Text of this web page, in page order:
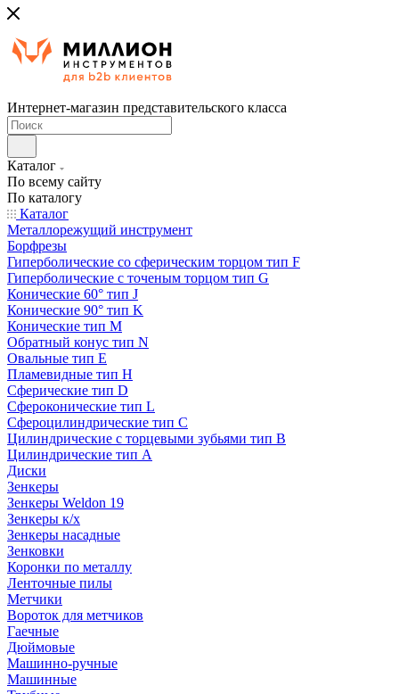
Интернет-магазин представительского класса
Каталог
По всему сайту
По каталогу
Каталог
Металлорежущий инструмент
Борфрезы
Гиперболические cо сферическим торцом тип F
Гиперболические с точеным торцом тип G
Конические 60° тип J
Конические 90° тип K
Конические тип M
Обратный конус тип N
Овальные тип E
Пламевидные тип H
Сферические тип D
Сфероконические тип L
Сфероцилиндрические тип C
Цилиндрические с торцевыми зубьями тип B
Цилиндрические тип А
Диски
Зенкеры
Зенкеры Weldon 19
Зенкеры к/х
Зенкеры насадные
Зенковки
Коронки по металлу
Ленточные пилы
Метчики
Вороток для метчиков
Гаечные
Дюймовые
Машинно-ручные
Машинные